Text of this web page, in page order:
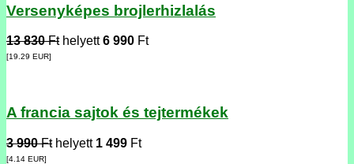
Versenyképes brojlerhizlalás
13 830 Fthelyett6 990 Ft
[19.29 EUR]
A francia sajtok és tejtermékek
3 990 Fthelyett 1 499 Ft
[4.14 EUR]